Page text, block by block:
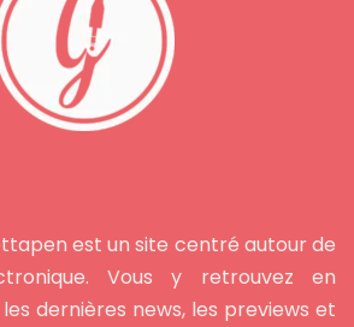
est un site centré autour de
Vous y retrouvez en
dernières news, les previews et